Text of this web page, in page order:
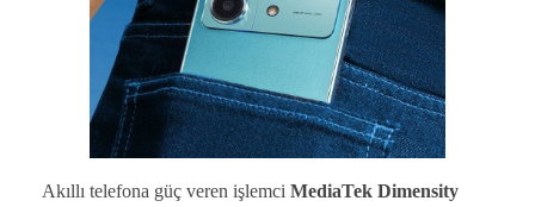
Akıllı telefona güç veren işlemci MediaTek Dimensity